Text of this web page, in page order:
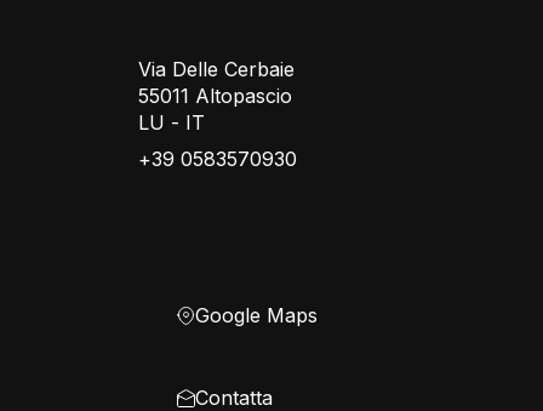
Via Delle Cerbaie
55011 Altopascio
LU - IT
+39 0583570930
Google Maps
Contatta